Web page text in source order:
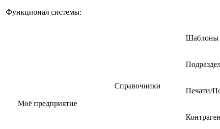
Функционал системы:
Моё предприятие
Справочники
Шаблоны
Печати/